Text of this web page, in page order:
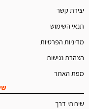
יצירת קשר
תנאי השימוש
מדיניות הפרטיות
הצהרת נגישות
מפת האתר
שירותי דרך